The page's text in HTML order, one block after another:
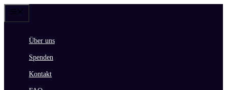
Zum
springenÜber uns
Spenden
Kontakt